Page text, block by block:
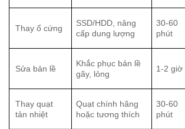
Thay ổ cứng
SSD/HDD, nâng
cấp dung lượng
30-60
phút
Sửa bản lề
Khắc phục bản lề
gãy, lỏng
1-2 giờ
Thay quạt
tản nhiệt
Quạt chính hãng
hoặc tương thích
30-60
phút